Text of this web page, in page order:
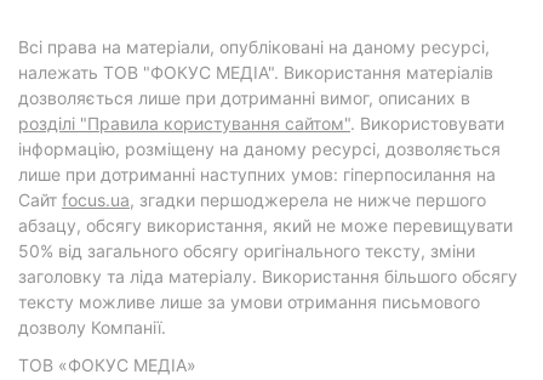
Всі права на матеріали, опубліковані на даному ресурсі,
належать ТОВ "ФОКУС МЕДІА". Використання матеріалів
дозволяється лише при дотриманні вимог, описаних в
розділі "Правила користування сайтом". Використовувати
інформацію, розміщену на даному ресурсі, дозволяється
лише при дотриманні наступних умов: гіперпосилання на
Cайт focus.ua, згадки першоджерела не нижче першого
абзацу, обсягу використання, який не може перевищувати
50% від загального обсягу оригінального тексту, зміни
заголовку та ліда матеріалу. Використання більшого обсягу
тексту можливе лише за умови отримання письмового
дозволу Компанії.
ТОВ «ФОКУС МЕДІА»